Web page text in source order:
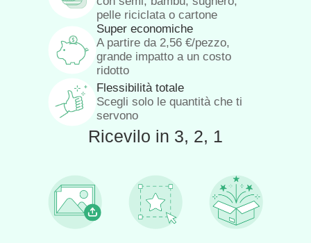
pelle riciclata o cartone
Super economiche
A partire da 2,56 €/pezzo,
grande impatto a un costo
ridotto
Flessibilità totale
Scegli solo le quantità che ti
servono
Ricevilo in 3, 2, 1